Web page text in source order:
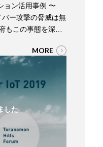
ョン活用事例 〜
ー攻撃の脅威は無
もこの事態を深刻
までになりました。
い被害や損害を受
ミナーでは総務省
MORE
した